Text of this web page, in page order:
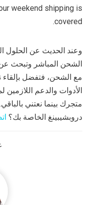
weekend shipping is
covered.
وعند الحديث عن الحلول
الشحن المباشر وتبحث
مع الشحن، فتفضل
الأدوات والدعم
متجرك بينما نعتني
دروبشيبينغ الخاصة بك؟